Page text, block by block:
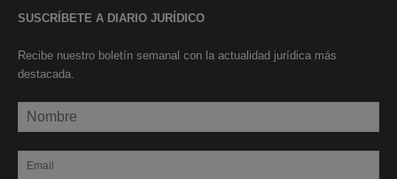
SUSCRÍBETE A DIARIO JURÍDICO
Recibe nuestro boletín semanal con la actualidad jurídica más
destacada.